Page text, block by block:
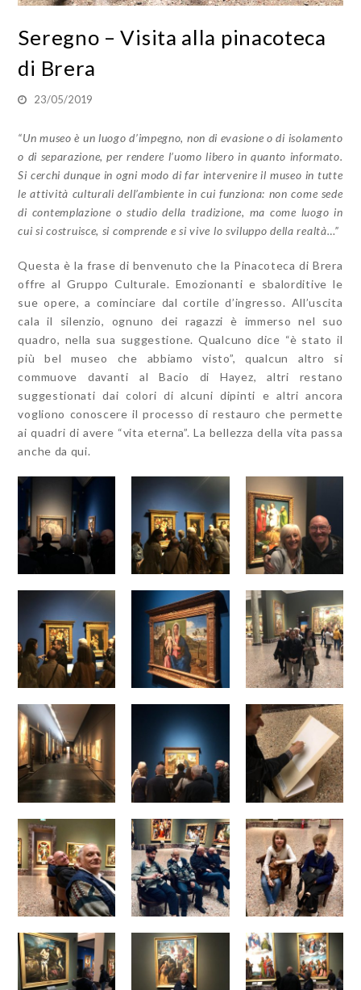
Seregno – Visita alla pinacoteca
di Brera
23/05/2019
“Un museo è un luogo d’impegno, non di evasione o di isolamento
o di separazione, per rendere l’uomo libero in quanto informato.
Si cerchi dunque in ogni modo di far intervenire il museo in tutte
le attività culturali dell’ambiente in cui funziona: non come sede
di contemplazione o studio della tradizione, ma come luogo in
cui si costruisce, si comprende e si vive lo sviluppo della realtà…”
Questa è la frase di benvenuto che la Pinacoteca di Brera
offre al Gruppo Culturale. Emozionanti e sbalorditive le
sue opere, a cominciare dal cortile d’ingresso. All’uscita
cala il silenzio, ognuno dei ragazzi è immerso nel suo
quadro, nella sua suggestione. Qualcuno dice “è stato il
più bel museo che abbiamo visto”, qualcun altro si
commuove davanti al Bacio di Hayez, altri restano
suggestionati dai colori di alcuni dipinti e altri ancora
vogliono conoscere il processo di restauro che permette
ai quadri di avere “vita eterna”. La bellezza della vita passa
anche da qui.